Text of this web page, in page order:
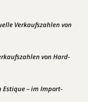
Verkaufszahlen von
von Hard-
– im Import-